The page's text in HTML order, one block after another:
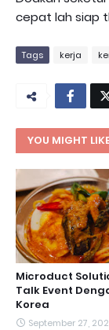
cepat lah siap
Tags kerja
YOU MIGHT
Microduct
Talk Event
Korea
September 27,